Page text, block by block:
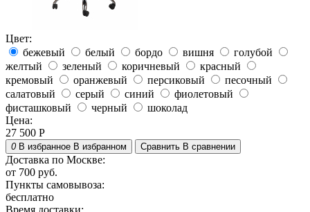
Цвет:
бежевый
белый бордо вишня
голубой
желтый
зеленый коричневый
красный
кремовый
оранжевый персиковый
песочный
салатовый
серый синий
фиолетовый
фисташковый
черный
шоколад
Цена:
27 500 Р
0 В избранное В избранном Сравнить В сравнении
Доставка по Москве:
от 700 руб.
Пункты самовывоза:
бесплатно
Время доставки: